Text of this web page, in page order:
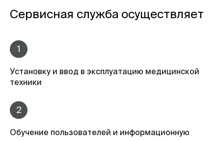
Сервисная служба осуществляет
1
Установку и ввод в эксплуатацию медицинской
техники
2
Обучение пользователей и информационную